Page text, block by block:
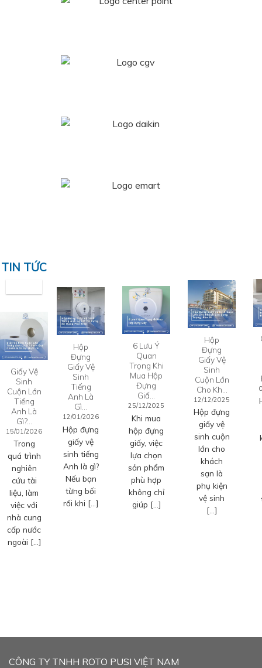
TIN TỨC
Giấy Vệ
Sinh
Cuộn Lớn
Tiếng
Anh Là
Gì?…
15/01/2026
Trong
quá trình
nghiên
cứu tài
liệu, làm
việc với
nhà cung
cấp nước
ngoài […]
Hộp
Đựng
Giấy Vệ
Sinh
Tiếng
Anh Là
Gì…
12/01/2026
Hộp đựng
giấy vệ
sinh tiếng
Anh là gì?
Nếu bạn
từng bối
rối khi […]
6 Lưu Ý
Quan
Trọng Khi
Mua Hộp
Đựng
Giấ…
25/12/2025
Khi mua
hộp đựng
giấy, việc
lựa chọn
sản phẩm
phù hợp
không chỉ
giúp […]
Hộp
Đựng
Giấy Vệ
Sinh
Cuộn Lớn
Cho Kh…
12/12/2025
Hộp đựng
giấy vệ
sinh cuộn
lớn cho
khách
sạn là
phụ kiện
vệ sinh
[…]
CÔNG TY TNHH ROTO PUSI VIỆT NAM